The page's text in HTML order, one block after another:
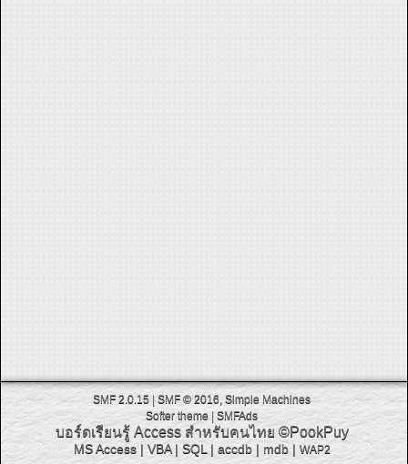
SMF 2.0.15 |SMF © 2016 Simple Machines
Softer theme
SMFAds
บอร์ดเรียนรู้ Access สำหรับคนไทย ©PookPuy
MS Access| VBA| SQL | accdb| mdb| WAP2